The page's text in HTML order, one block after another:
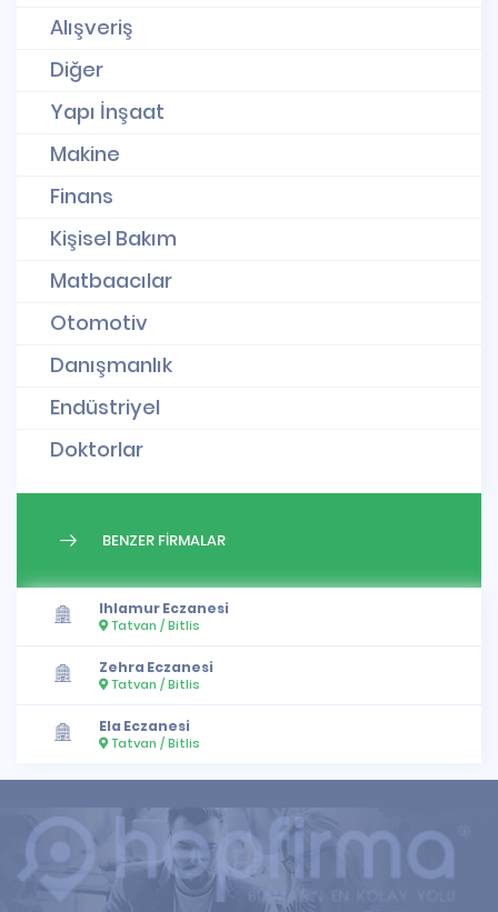
Alışveriş
Diğer
Yapı İnşaat
Makine
Finans
Kişisel Bakım
Matbaacılar
Otomotiv
Danışmanlık
Endüstriyel
Doktorlar
BENZER FİRMALAR
Ihlamur Eczanesi
Tatvan / Bitlis
Zehra Eczanesi
Tatvan / Bitlis
Ela Eczanesi
Tatvan / Bitlis